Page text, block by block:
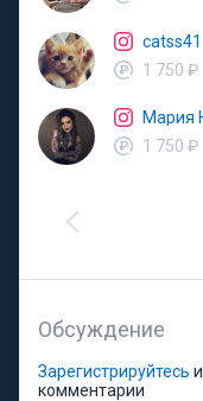
catss41
1 750 ₽
Мария
1 750 ₽
Обсуждение
Зарегистрируйтесь
комментарии